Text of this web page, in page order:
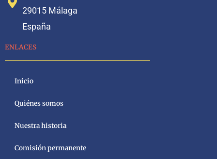
29015 Málaga
España
ENLACES
Inicio
Quiénes somos
Nuestra historia
Comisión permanente